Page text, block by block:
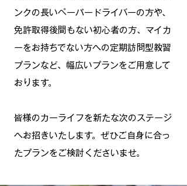
ンクの長いペーパードライバーの方や、
免許取得後間もない初心者の方、マイカ
ーをお持ちでない方への定期訪問型教習
プランなど、幅広いプランをご用意して
おります。
皆様のカーライフを新たな次のステージ
へお招きいたします。ぜひご自身に合っ
たプランをご検討くださいませ。